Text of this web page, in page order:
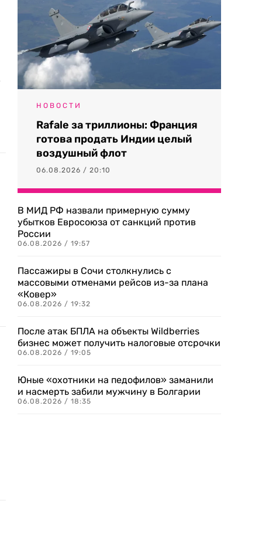
НОВОСТИ
Rafale за триллионы: Франция
готова продать Индии целый
воздушный флот
06.08.2026 / 20:10
В МИД РФ назвали примерную сумму
убытков Евросоюза от санкций против
России
06.08.2026 / 19:57
Пассажиры в Сочи столкнулись с
массовыми отменами рейсов из-за плана
«Ковер»
06.08.2026 / 19:32
После атак БПЛА на объекты Wildberries
бизнес может получить налоговые отсрочки
06.08.2026 / 19:05
Юные «охотники на педофилов» заманили
и насмерть забили мужчину в Болгарии
06.08.2026 / 18:35